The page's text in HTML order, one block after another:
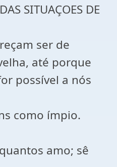
SITUAÇOES DE
ser de
até porque
possível a nós
como ímpio.
amo; sê